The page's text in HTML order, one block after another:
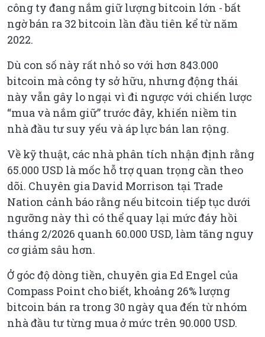
công ty đang nắm giữ lượng bitcoin lớn - bất
ngờ bán ra 32 bitcoin lần đầu tiên kể từ năm
2022.
Dù con số này rất nhỏ so với hơn 843.000
bitcoin mà công ty sở hữu, nhưng động thái
này vẫn gây lo ngại vì đi ngược với chiến lược
“mua và nắm giữ” trước đây, khiến niềm tin
nhà đầu tư suy yếu và áp lực bán lan rộng.
Về kỹ thuật, các nhà phân tích nhận định rằng
65.000 USD là mốc hỗ trợ quan trọng cần theo
dõi. Chuyên gia David Morrison tại Trade
Nation cảnh báo rằng nếu bitcoin tiếp tục dưới
ngưỡng này thì có thể quay lại mức đáy hồi
tháng 2/2026 quanh 60.000 USD, làm tăng nguy
cơ giảm sâu hơn.
Ở góc độ dòng tiền, chuyên gia Ed Engel của
Compass Point cho biết, khoảng 26% lượng
bitcoin bán ra trong 30 ngày qua đến từ nhóm
nhà đầu tư từng mua ở mức trên 90.000 USD.